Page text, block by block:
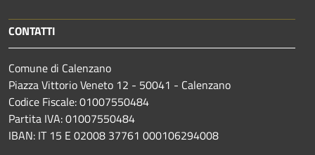
CONTATTI
Comune di Calenzano
Piazza Vittorio Veneto 12 - 50041 - Calenzano
Codice Fiscale: 01007550484
Partita IVA: 01007550484
IBAN: IT 15 E 02008 37761 000106294008